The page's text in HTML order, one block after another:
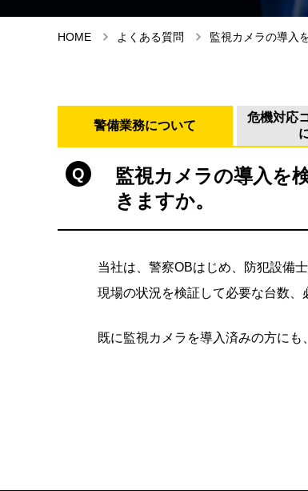
HOME よくある質問 監視カメラの導入
警備業務について
危機対応
監視カメラの導入を
きますか。
当社は、警察ОBはじめ、防犯設備
現場の状況を検証して必要な台数、
既に監視カメラを導入済みの方にも